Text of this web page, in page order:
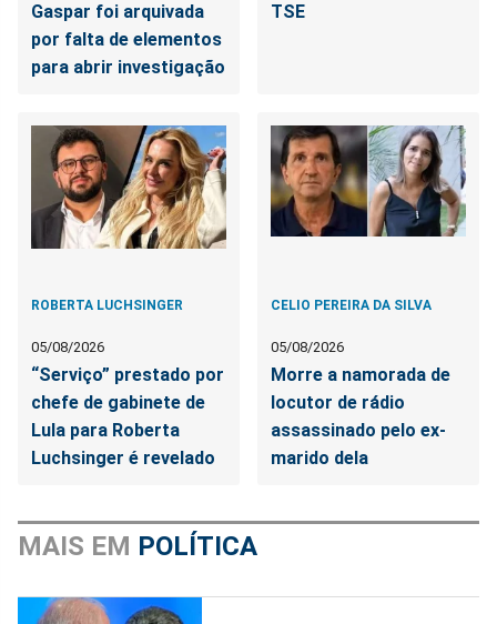
Gaspar foi arquivada
por falta de elementos
para abrir investigação
TSE
ROBERTA LUCHSINGER
05/08/2026
“Serviço” prestado por
chefe de gabinete de
Lula para Roberta
Luchsinger é revelado
CELIO PEREIRA DA SILVA
05/08/2026
Morre a namorada de
locutor de rádio
assassinado pelo ex-
marido dela
MAIS EM POLÍTICA